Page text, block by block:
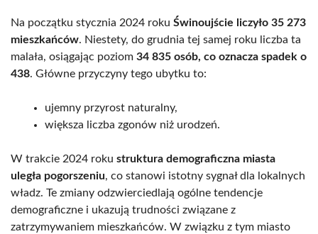
Na początku stycznia 2024 roku Świnoujście liczyło 35 273
mieszkańców. Niestety, do grudnia tej samej roku liczba ta
malała, osiągając poziom 34 835 osób, co oznacza spadek o
438. Główne przyczyny tego ubytku to:
ujemny przyrost naturalny,
większa liczba zgonów niż urodzeń.
W trakcie 2024 roku struktura demograficzna miasta
uległa pogorszeniu, co stanowi istotny sygnał dla lokalnych
władz. Te zmiany odzwierciedlają ogólne tendencje
demograficzne i ukazują trudności związane z
zatrzymywaniem mieszkańców. W związku z tym miasto